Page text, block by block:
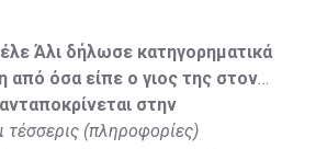
Άλι δήλωσε κατηγορηματικά
από όσα είπε ο γιος της στον
στην
τέσσερις (πληροφορίες)